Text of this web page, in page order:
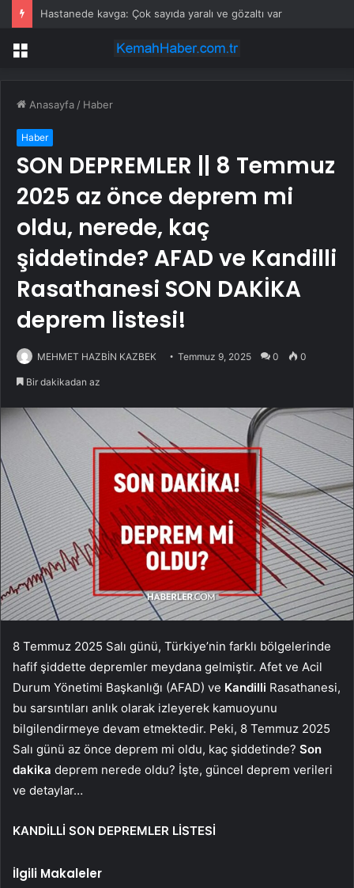
Hastanede kavga: Çok sayıda yaralı ve gözaltı var
Menü
Anasayfa / Haber
Haber
SON DEPREMLER || 8 Temmuz
2025 az önce deprem mi
oldu, nerede, kaç
şiddetinde? AFAD ve Kandilli
Rasathanesi SON DAKİKA
deprem listesi!
MEHMET HAZBİN KAZBEK Temmuz 9, 2025 0 0
Bir dakikadan az
8 Temmuz 2025 Salı günü, Türkiye’nin farklı bölgelerinde
hafif şiddette depremler meydana gelmiştir. Afet ve Acil
Durum Yönetimi Başkanlığı (AFAD) ve Kandilli Rasathanesi,
bu sarsıntıları anlık olarak izleyerek kamuoyunu
bilgilendirmeye devam etmektedir. Peki, 8 Temmuz 2025
Salı günü az önce deprem mi oldu, kaç şiddetinde? Son
dakika deprem nerede oldu? İşte, güncel deprem verileri
ve detaylar…
KANDİLLİ SON DEPREMLER LİSTESİ
İlgili Makaleler